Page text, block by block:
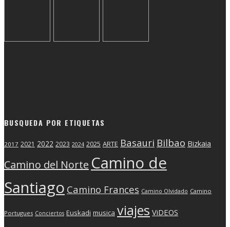
BUSQUEDA POR ETIQUETAS
2017 2021 2022 2023 2024 2025 ARTE Basauri Bilbao Bizkaia
Camino del Norte Camino de
Santiago Camino Frances Camino Olvidado Camino
Portugues Conciertos Euskadi musica viajes ViDEOS